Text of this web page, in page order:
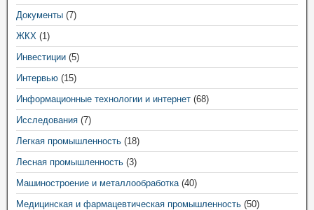
Документы (7)
ЖКХ (1)
Инвестиции (5)
Интервью (15)
Информационные технологии и интернет (68)
Исследования (7)
Легкая промышленность (18)
Лесная промышленность (3)
Машиностроение и металлообработка(40)
Медицинская и фармацевтическая промышленность (50)